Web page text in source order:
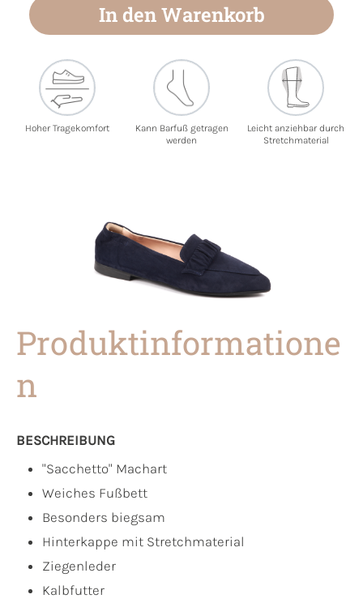
In den Warenkorb
Hoher Tragekomfort
Kann Barfuß getragen
werden
Leicht anziehbar durch
Stretchmaterial
Produktinformatione
n
BESCHREIBUNG
"Sacchetto" Machart
Weiches Fußbett
Besonders biegsam
Hinterkappe mit Stretchmaterial
Ziegenleder
Kalbfutter